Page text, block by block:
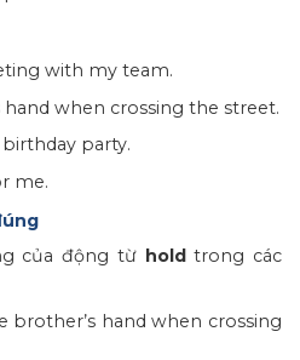
with my team.
when crossing the street.
party.
me.
của động từ holdtrong các
brother’s hand when crossing